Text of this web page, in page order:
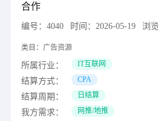
合作
编号： 4040 时间： 2026-05-19 浏览
类目： 广告资源
所属行业： IT互联网
结算方式： CPA
结算周期： 日结算
我方需求： 网推/地推